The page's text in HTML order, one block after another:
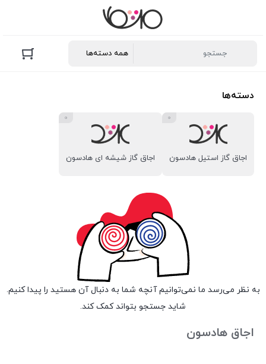
دسته‌ها
اجاق گاز استیل هادسون
0
اجاق گاز شیشه ای هادسون
0
به نظر می‌رسد ما نمی‌توانیم آنچه شما به دنبال آن هستید را پیدا کنیم.
شاید جستجو بتواند کمک کند.
اجاق هادسون